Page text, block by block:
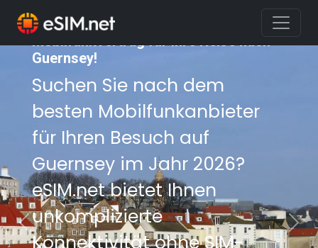
Sichern Sie sich den besten
Guernsey!
Suchen Sie nach dem
besten Mobilfunkanbieter
für Ihren Besuch auf
Guernsey im Jahr 2026?
eSIM.net bietet Ihnen
unkomplizierte
Konnektivität ohne SIM-
Previous Next